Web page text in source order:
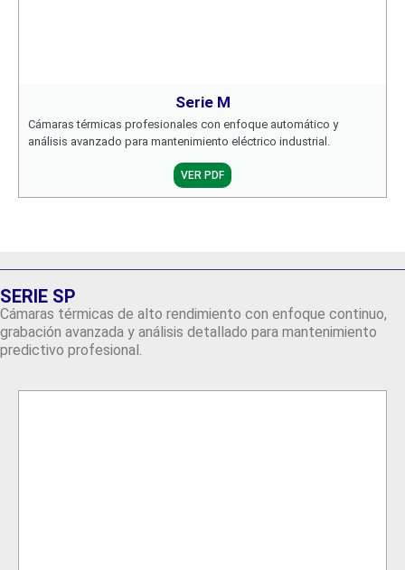
Serie M
Cámaras térmicas profesionales con enfoque automático y
análisis avanzado para mantenimiento eléctrico industrial.
VER PDF
SERIE SP
Cámaras térmicas de alto rendimiento con enfoque continuo,
grabación avanzada y análisis detallado para mantenimiento
predictivo profesional.